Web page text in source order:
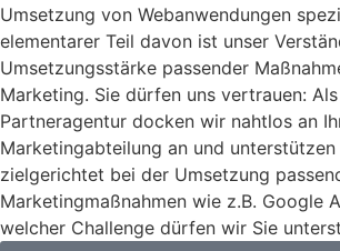
Umsetzung von Webanwendungen
elementarer Teil davon ist unser
Umsetzungsstärke passender
Marketing. Sie dürfen uns vertrauen:
Partneragentur docken wir nahtlos an
Marketingabteilung an und unterstützen
zielgerichtet bei der Umsetzung
Marketingmaßnahmen wie z.B. Google
welcher Challenge dürfen wir Sie